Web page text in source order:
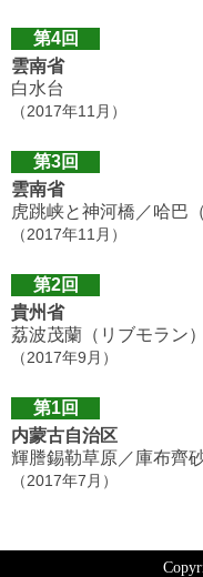
第4回
雲南省
白水台
（2017年11月）
第3回
雲南省
虎跳峡と神河橋／哈巴
（2017年11月）
第2回
貴州省
荔波茂蘭（リブモラン）
（2017年9月）
第1回
内蒙古自治区
輝謄錫勒草原／庫布齊
（2017年7月）